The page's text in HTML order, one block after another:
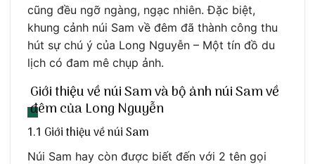
cũng đều ngỡ ngàng, ngạc nhiên. Đặc biệt,
khung cảnh núi Sam về đêm đã thành công thu
hút sự chú ý của Long Nguyễn – Một tín đồ du
lịch có đam mê chụp ảnh.
Giới thiệu về núi Sam và bộ ảnh núi Sam về
đêm của Long Nguyễn
1.1 Giới thiệu về núi Sam
Núi Sam hay còn được biết đến với 2 tên gọi